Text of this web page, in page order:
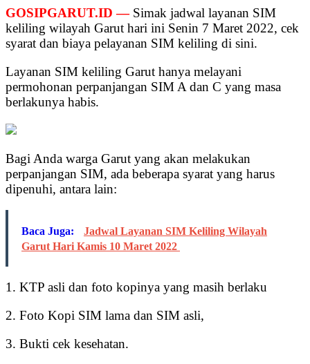
GOSIPGARUT.ID — Simak jadwal layanan SIM
keliling wilayah Garut hari ini Senin 7 Maret 2022, cek
syarat dan biaya pelayanan SIM keliling di sini.
Layanan SIM keliling Garut hanya melayani
permohonan perpanjangan SIM A dan C yang masa
berlakunya habis.
Bagi Anda warga Garut yang akan melakukan
perpanjangan SIM, ada beberapa syarat yang harus
dipenuhi, antara lain:
Baca Juga:
Jadwal Layanan SIM Keliling Wilayah
Garut Hari Kamis 10 Maret 2022
1. KTP asli dan foto kopinya yang masih berlaku
2. Foto Kopi SIM lama dan SIM asli,
3. Bukti cek kesehatan.